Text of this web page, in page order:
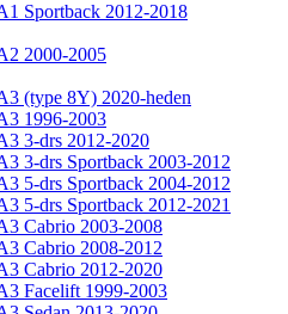
Sportback 2012-2018
2000-2005
(type 8Y) 2020-heden
1996-2003
3-drs 2012-2020
3-drs Sportback 2003-2012
5-drs Sportback 2004-2012
5-drs Sportback 2012-2021
Cabrio 2003-2008
Cabrio 2008-2012
Cabrio 2012-2020
Facelift 1999-2003